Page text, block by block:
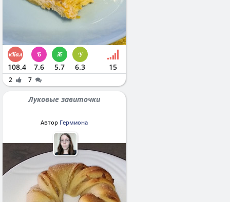
108.4 7.6 5.7 6.3 15
2 7
Луковые завиточки
Автор Гермиона